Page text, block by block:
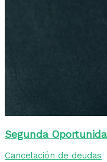
Segunda
Cancelación de deudas